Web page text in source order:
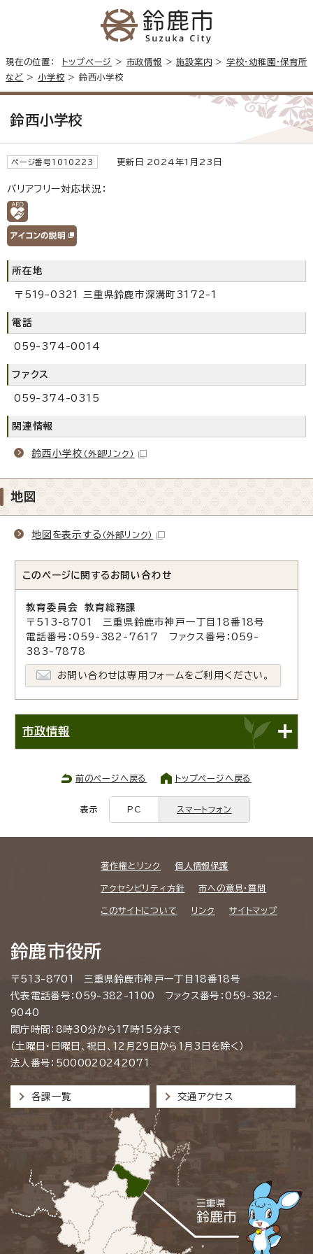
現在の位置： トップページ > 市政情報 >施設案内 > 学校・幼稚園・保育所
など > 小学校> 鈴西小学校
鈴西小学校
ページ番号1010223 更新日 2024年1月23日
バリアフリー対応状況：
所在地
〒519-0321 三重県鈴鹿市深溝町3172-1
電話
059-374-0014
ファクス
059-374-0315
関連情報
鈴西小学校 （外部リンク）
地図
地図を表示する （外部リンク）
このページに関する お問い合わせ
教育委員会 教育総務課
〒513-8701 三重県鈴鹿市神戸一丁目18番18号
電話番号：059-382-7617 ファクス番号：059-
383-7878
お問い合わせは専用フォームをご利用ください。
市政情報
前のページへ戻る トップページへ戻る
表示 PC スマートフォン
著作権とリンク 個人情報保護
アクセシビリティ方針 市への意見・質問
このサイトについて リンク サイトマップ
鈴鹿市役所
〒513-8701 三重県鈴鹿市神戸一丁目18番18号
代表電話番号：059-382-1100 ファクス番号：059-382-
9040
開庁時間：8時30分から17時15分まで
（土曜日・日曜日、祝日、12月29日から1月3日を除く）
法人番号：5000020242071
各課一覧 交通アクセス